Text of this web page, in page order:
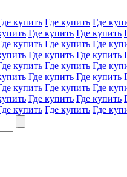
купить Где купить Где
Где купить Где купить
купить Где купить Где
Где купить Где купить
купить Где купить Где
Где купить Где купить
купить Где купить Где
Где купить Где купить
купить Где купить Где